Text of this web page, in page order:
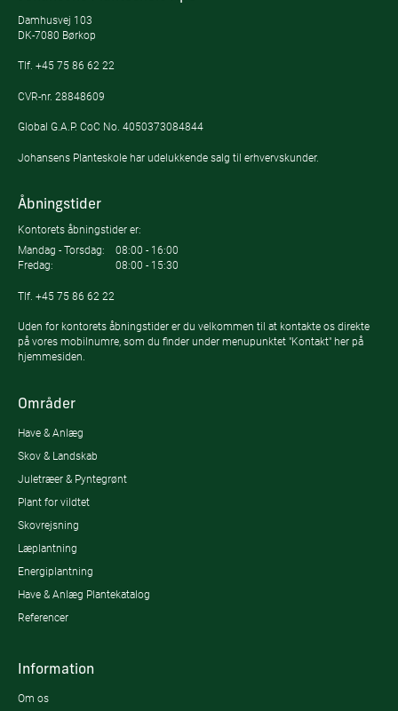
Damhusvej 103
DK-7080 Børkop
Tlf. +45 75 86 62 22
CVR-nr. 28848609
Global G.A.P. CoC No. 4050373084844
Johansens Planteskole har udelukkende salg til erhvervskunder.
Åbningstider
Kontorets åbningstider er:
Mandag - Torsdag:
08:00 - 16:00
Fredag:
08:00 - 15:30
Tlf. +45 75 86 62 22
Uden for kontorets åbningstider er du velkommen til at kontakte os direkte
på vores mobilnumre, som du finder under menupunktet "Kontakt" her på
hjemmesiden.
Områder
Have & Anlæg
Skov & Landskab
Juletræer & Pyntegrønt
Plant for vildtet
Skovrejsning
Læplantning
Energiplantning
Have & Anlæg Plantekatalog
Referencer
Information
Om os